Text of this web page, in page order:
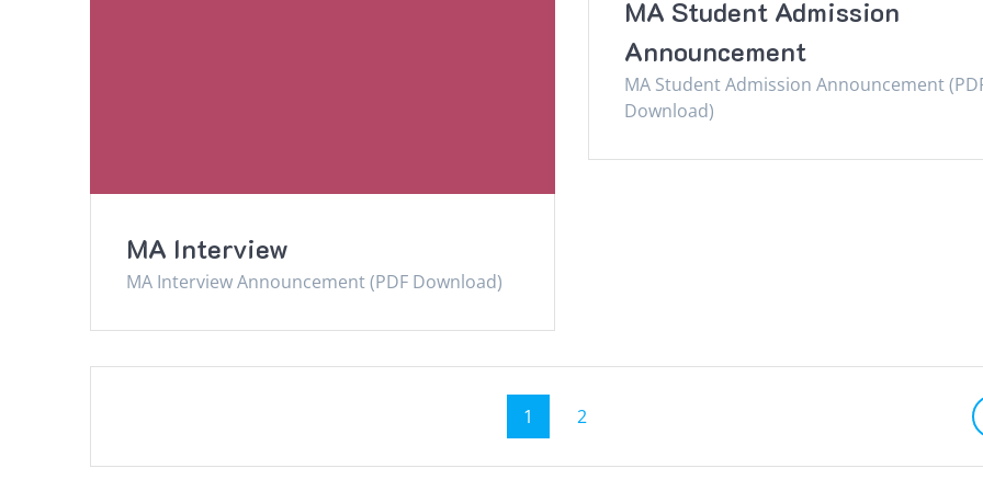
MA Student Admission
Announcement
MA Student Admission Announcement
Download)
MA Interview
MA Interview Announcement (PDF Download)
Page
1 Page
2